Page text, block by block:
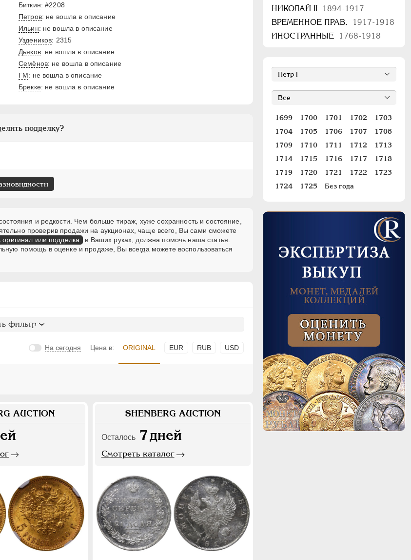
Биткин: #2208
Петров: не вошла в описание
Ильин: не вошла в описание
Уздеников: 2315
Дьяков: не вошла в описание
Семёнов: не вошла в описание
ГМ: не вошла в описание
Брекке: не вошла в описание
подделку?
и редкости. Чем больше тираж, хуже сохранность и состояние,
проверив продажи на аукционах, чаще всего, Вы сами сможете
оригинал или подделка
в Ваших руках, должна помочь наша статья.
помощь в оценке и продаже, Вы всегда можете воспользоваться
фильтр
На сегодня Цена в: ORIGINAL EUR RUB USD
AUCTION SHENBERG AUCTION
Осталось 7дней
Смотреть каталог
НИКОЛАЙ II
1894-1917
ВРЕМЕННОЕ ПРАВ.
1917-1918
ИНОСТРАННЫЕ
1768-1918
1699 1700 1701 1702
1703
1704
1705 1706 1707
1708
1709
1710 1711 1712
1713
1714
1715 1716 1717
1718
1719
1720 1721 1722
1723
1724
1725 Без года